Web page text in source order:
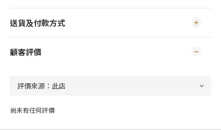
送貨及付款方式
顧客評價
尚未有任何評價